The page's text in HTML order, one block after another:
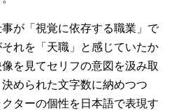
が「視覚に依存する職業」で
れを「天職」と感じていたか
を見てセリフの意図を汲み取
められた文字数に納めつつ
ターの個性を日本語で表現す